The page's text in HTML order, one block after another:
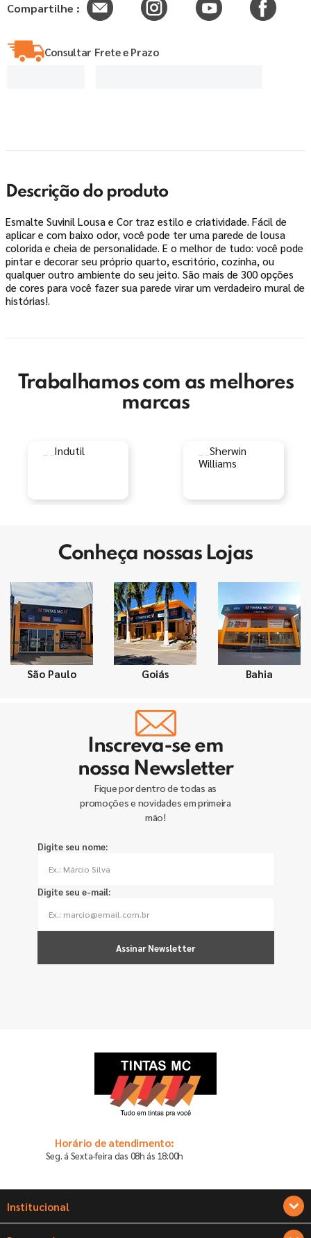
Compartilhe :
Consultar Frete e Prazo
Descrição do produto
Esmalte Suvinil Lousa e Cor traz estilo e criatividade. Fácil de
aplicar e com baixo odor, você pode ter uma parede de lousa
colorida e cheia de personalidade. E o melhor de tudo: você pode
pintar e decorar seu próprio quarto, escritório, cozinha, ou
qualquer outro ambiente do seu jeito. São mais de 300 opções
de cores para você fazer sua parede virar um verdadeiro mural de
histórias!.
Trabalhamos com as melhores
marcas
Conheça nossas Lojas
São Paulo Goiás Bahia
Inscreva-se em
nossa Newsletter
Fique por dentro de todas as
promoções e novidades em primeira
mão!
Digite seu nome:
Digite seu e-mail:
Assinar Newsletter
Horário de atendimento:
Seg. á Sexta-feira das 08h ás 18:00h
Institucional